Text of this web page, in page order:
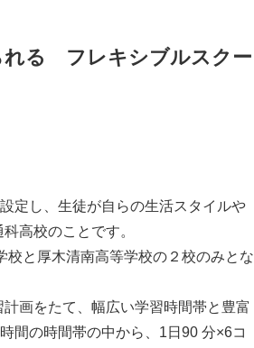
れる フレキシブルスクー
定し、生徒が自らの生活スタイルや
高校のことです。
と厚木清南高等学校の２校のみとな
画をたて、幅広い学習時間帯と豊富
間の時間帯の中から、1日90 分×6コ